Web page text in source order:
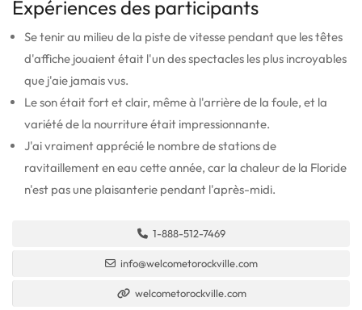
Expériences des participants
Se tenir au milieu de la piste de vitesse pendant que les têtes
d'affiche jouaient était l'un des spectacles les plus incroyables
que j'aie jamais vus.
Le son était fort et clair, même à l'arrière de la foule, et la
variété de la nourriture était impressionnante.
J'ai vraiment apprécié le nombre de stations de
ravitaillement en eau cette année, car la chaleur de la Floride
n'est pas une plaisanterie pendant l'après-midi.
1-888-512-7469
info@welcometorockville.com
welcometorockville.com